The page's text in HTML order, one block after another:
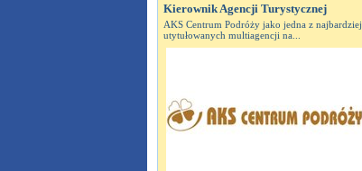
Kierownik Agencji Turystycznej
AKS Centrum Podróży jako jedna z najbardziej
utytułowanych multiagencji na...